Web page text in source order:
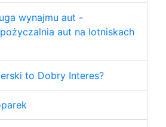
wynajmu aut -
aut na lotniskach
to Dobry Interes?